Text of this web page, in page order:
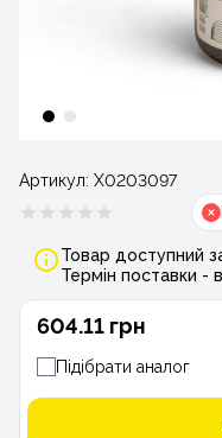
Артикул: Х0203097
Товар доступний
Термін поставки -
604.11 грн
Підібрати аналог